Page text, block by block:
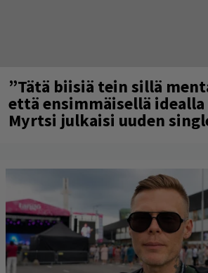
”Tätä biisiä tein sillä
että ensimmäisellä idealla
Myrtsi julkaisi uuden